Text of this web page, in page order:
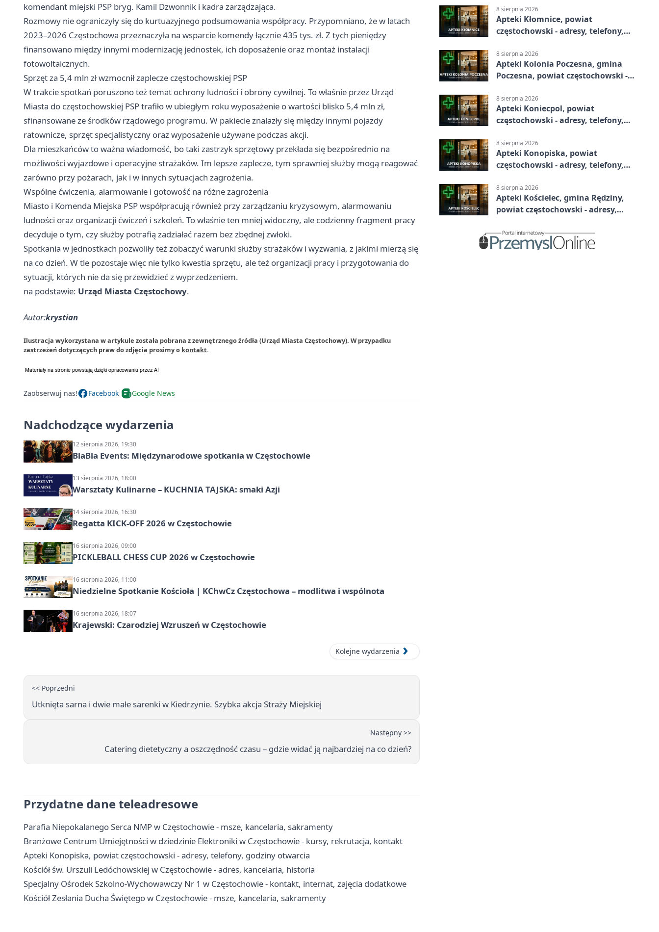
komendant miejski PSP bryg. Kamil Dzwonnik i kadra zarządzająca.
Rozmowy nie ograniczyły się do kurtuazyjnego podsumowania współpracy. Przypomniano, że w latach
2023–2026 Częstochowa przeznaczyła na wsparcie komendy łącznie 435 tys. zł. Z tych pieniędzy
finansowano między innymi modernizację jednostek, ich doposażenie oraz montaż instalacji
fotowoltaicznych.
Sprzęt za 5,4 mln zł wzmocnił zaplecze częstochowskiej PSP
W trakcie spotkań poruszono też temat ochrony ludności i obrony cywilnej. To właśnie przez Urząd
Miasta do częstochowskiej PSP trafiło w ubiegłym roku wyposażenie o wartości blisko 5,4 mln zł,
sfinansowane ze środków rządowego programu. W pakiecie znalazły się między innymi pojazdy
ratownicze, sprzęt specjalistyczny oraz wyposażenie używane podczas akcji.
Dla mieszkańców to ważna wiadomość, bo taki zastrzyk sprzętowy przekłada się bezpośrednio na
możliwości wyjazdowe i operacyjne strażaków. Im lepsze zaplecze, tym sprawniej służby mogą reagować
zarówno przy pożarach, jak i w innych sytuacjach zagrożenia.
Wspólne ćwiczenia, alarmowanie i gotowość na różne zagrożenia
Miasto i Komenda Miejska PSP współpracują również przy zarządzaniu kryzysowym, alarmowaniu
ludności oraz organizacji ćwiczeń i szkoleń. To właśnie ten mniej widoczny, ale codzienny fragment pracy
decyduje o tym, czy służby potrafią zadziałać razem bez zbędnej zwłoki.
Spotkania w jednostkach pozwoliły też zobaczyć warunki służby strażaków i wyzwania, z jakimi mierzą się
na co dzień. W tle pozostaje więc nie tylko kwestia sprzętu, ale też organizacji pracy i przygotowania do
sytuacji, których nie da się przewidzieć z wyprzedzeniem.
na podstawie: Urząd Miasta Częstochowy.
Autor:krystian
Ilustracja wykorzystana w artykule została pobrana z zewnętrznego źródła (Urząd Miasta Częstochowy). W przypadku
zastrzeżeń dotyczących praw do zdjęcia prosimy o kontakt.
Zaobserwuj nas! Facebook Google News
Nadchodzące wydarzenia
12 sierpnia 2026, 19:30
BlaBla Events: Międzynarodowe spotkania w Częstochowie
13 sierpnia 2026, 18:00
Warsztaty Kulinarne – KUCHNIA TAJSKA: smaki Azji
14 sierpnia 2026, 16:30
Regatta KICK-OFF 2026 w Częstochowie
16 sierpnia 2026, 09:00
PICKLEBALL CHESS CUP 2026 w Częstochowie
16 sierpnia 2026, 11:00
Niedzielne Spotkanie Kościoła | KChwCz Częstochowa – modlitwa i wspólnota
16 sierpnia 2026, 18:07
Krajewski: Czarodziej Wzruszeń w Częstochowie
Kolejne wydarzenia
<< Poprzedni
Utknięta sarna i dwie małe sarenki w Kiedrzynie. Szybka akcja Straży Miejskiej
Następny >>
Catering dietetyczny a oszczędność czasu – gdzie widać ją najbardziej na co dzień?
Przydatne dane teleadresowe
Parafia Niepokalanego Serca NMP w Częstochowie - msze, kancelaria, sakramenty
Branżowe Centrum Umiejętności w dziedzinie Elektroniki w Częstochowie - kursy, rekrutacja, kontakt
Apteki Konopiska, powiat częstochowski - adresy, telefony, godziny otwarcia
Kościół św. Urszuli Ledóchowskiej w Częstochowie - adres, kancelaria, historia
Specjalny Ośrodek Szkolno-Wychowawczy Nr 1 w Częstochowie - kontakt, internat, zajęcia dodatkowe
Kościół Zesłania Ducha Świętego w Częstochowie - msze, kancelaria, sakramenty
8 sierpnia 2026
Apteki Kłomnice, powiat
częstochowski - adresy, telefony,
8 sierpnia 2026
Apteki Kolonia Poczesna, gmina
Poczesna, powiat częstochowski -
8 sierpnia 2026
Apteki Koniecpol, powiat
częstochowski - adresy, telefony,
8 sierpnia 2026
Apteki Konopiska, powiat
częstochowski - adresy, telefony,
8 sierpnia 2026
Apteki Kościelec, gmina Rędziny,
powiat częstochowski - adresy,